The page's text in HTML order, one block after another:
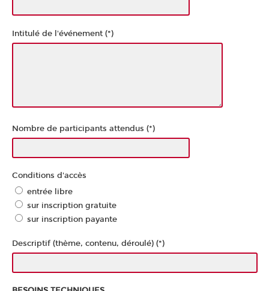
Intitulé de l'événement (*)
Nombre de participants attendus (*)
Conditions d'accès
entrée libre
sur inscription gratuite
sur inscription payante
Descriptif (thème, contenu, déroulé) (*)